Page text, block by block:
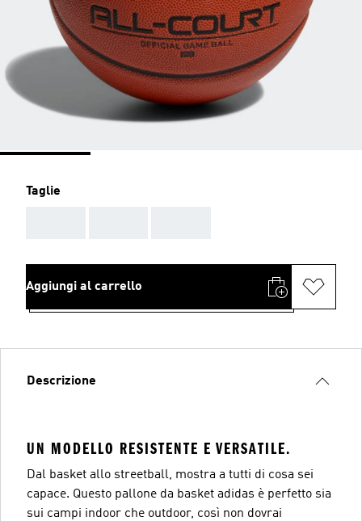
Taglie
Aggiungi al carrello
Descrizione
UN MODELLO RESISTENTE E VERSATILE.
Dal basket allo streetball, mostra a tutti di cosa sei
capace. Questo pallone da basket adidas è perfetto sia
sui campi indoor che outdoor, così non dovrai